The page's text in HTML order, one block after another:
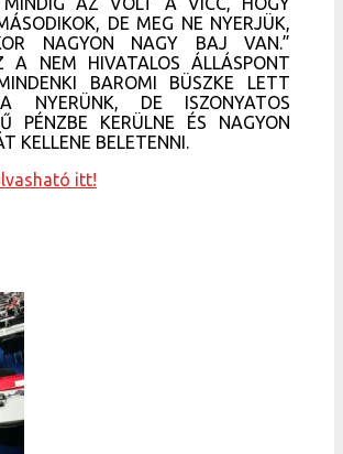
DE MEG NE NYERJÜK,
NAGYON NAGY BAJ VAN.”
A NEM HIVATALOS ÁLLÁSPONT
BAROMI BÜSZKE LETT
NYERÜNK, DE ISZONYATOS
PÉNZBE KERÜLNE ÉS NAGYON
KELLENE BELETENNI.
itt!